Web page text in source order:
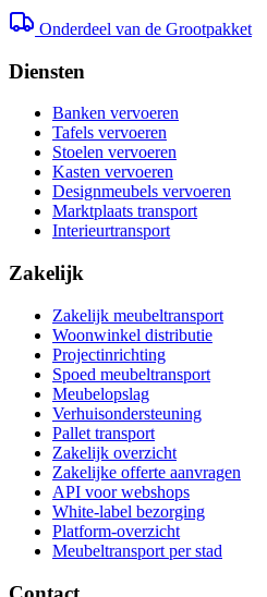
Onderdeel van de Grootpakket
Diensten
Banken vervoeren
Tafels vervoeren
Stoelen vervoeren
Kasten vervoeren
Designmeubels vervoeren
Marktplaats transport
Interieurtransport
Zakelijk
Zakelijk meubeltransport
Woonwinkel distributie
Projectinrichting
Spoed meubeltransport
Meubelopslag
Verhuisondersteuning
Pallet transport
Zakelijk overzicht
Zakelijke offerte aanvragen
API voor webshops
White-label bezorging
Platform-overzicht
Meubeltransport per stad